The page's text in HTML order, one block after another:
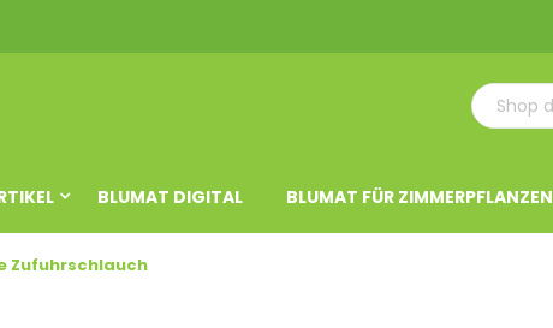
BLUMAT DIGITAL BLUMAT FÜR ZIMMERPFLANZEN
Zufuhrschlauch